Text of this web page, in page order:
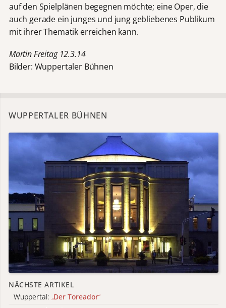
auf den Spielplänen begegnen möchte; eine Oper, die
auch gerade ein junges und jung gebliebenes Publikum
mit ihrer Thematik erreichen kann.
Martin Freitag 12.3.14
Bilder: Wuppertaler Bühnen
WUPPERTALER BÜHNEN
NÄCHSTE ARTIKEL
Wuppertal: „Der Toreador“